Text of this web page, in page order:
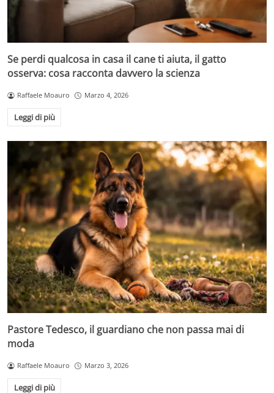
Se perdi qualcosa in casa il cane ti aiuta, il gatto
osserva: cosa racconta davvero la scienza
Raffaele Moauro Marzo 4, 2026
Leggi di più
Pastore Tedesco, il guardiano che non passa mai di
moda
Raffaele Moauro Marzo 3, 2026
Leggi di più